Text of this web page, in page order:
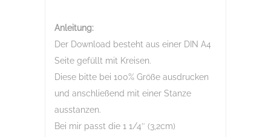
Anleitung:
Der Download besteht aus einer DIN A4
Seite gefüllt mit Kreisen.
Diese bitte bei 100% Größe ausdrucken
und anschließend mit einer Stanze
ausstanzen.
Bei mir passt die 1 1/4″ (3,2cm)